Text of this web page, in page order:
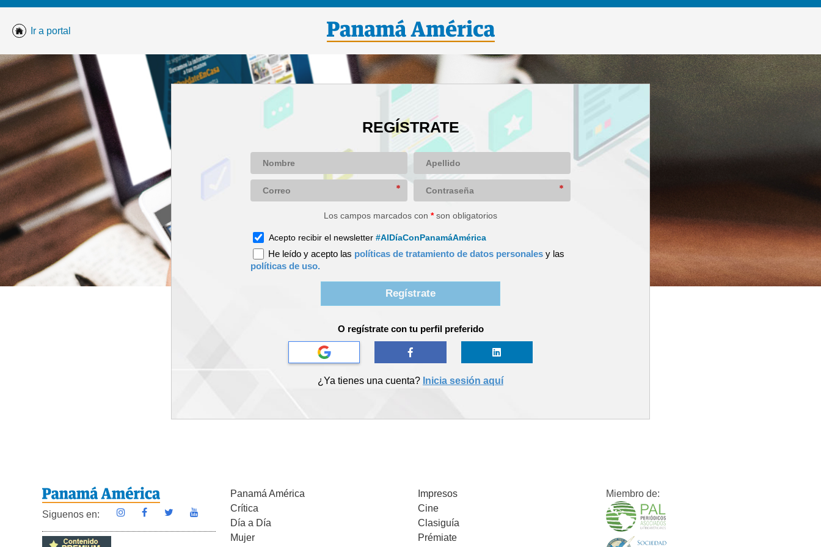
Ir a portal
Siguenos en:
Panamá América
Crítica
Día a Día
Mujer
Impresos
Cine
Clasiguía
Prémiate
Miembro de: